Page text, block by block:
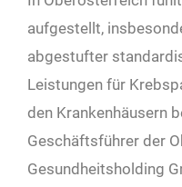
aufgestellt,
abgestufter
Leistungen für
den Krankenhäusern
Geschäftsführer der
Gesundheitsholding